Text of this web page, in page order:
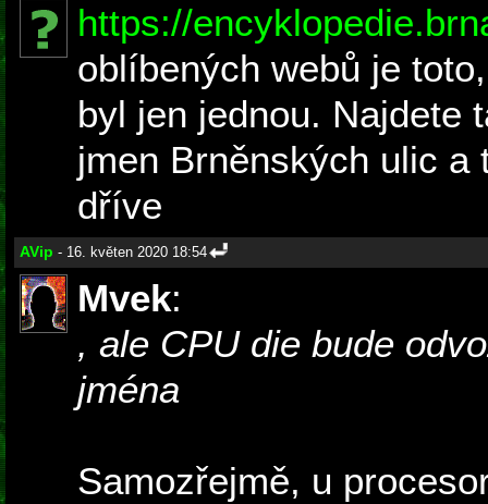
https://
oblíbených webů je
byl jen jednou. Najdete
jmen Brněnských ulic a
dříve
AVip - 16. květen 2020 18:54
Mvek:
, ale CPU die bude
jména
Samozřejmě, u